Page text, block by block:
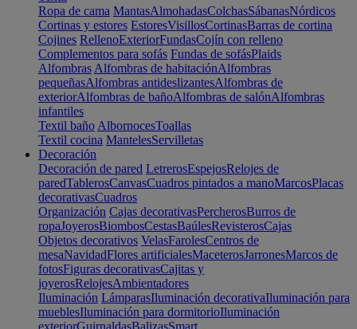
Ropa de cama MantasAlmohadasColchasSábanasNórdicos
Cortinas y estores EstoresVisillosCortinasBarras de cortina
Cojines RellenoExteriorFundasCojín con relleno
Complementos para sofás Fundas de sofásPlaids
Alfombras Alfombras de habitaciónAlfombras
pequeñasAlfombras antideslizantesAlfombras de
exteriorAlfombras de bañoAlfombras de salónAlfombras
infantiles
Textil baño AlbornocesToallas
Textil cocina MantelesServilletas
Decoración
Decoración de pared LetrerosEspejosRelojes de
paredTablerosCanvasCuadros pintados a manoMarcosPlacas
decorativasCuadros
Organización Cajas decorativasPercherosBurros de
ropaJoyerosBiombosCestasBaúlesRevisterosCajas
Objetos decorativos VelasFarolesCentros de
mesaNavidadFlores artificialesMaceterosJarronesMarcos de
fotosFiguras decorativasCajitas y
joyerosRelojesAmbientadores
Iluminación LámparasIluminación decorativaIluminación para
mueblesIluminación para dormitorioIluminación
exteriorGuirnaldasBalizasSmart